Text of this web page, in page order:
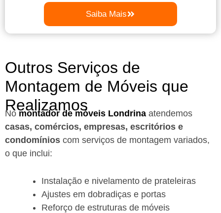
Saiba Mais
Outros Serviços de
Montagem de Móveis que
Realizamos
No montador de móveis Londrina atendemos
casas, comércios, empresas, escritórios e
condomínios com serviços de montagem variados,
o que inclui:
Instalação e nivelamento de prateleiras
Ajustes em dobradiças e portas
Reforço de estruturas de móveis